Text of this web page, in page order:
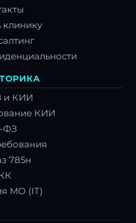
клинику
и КИИ
КИИ
ФЗ
785н
МО (IT)